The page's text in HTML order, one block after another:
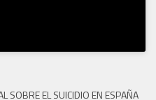
SOBRE EL SUICIDIO EN ESPAÑA